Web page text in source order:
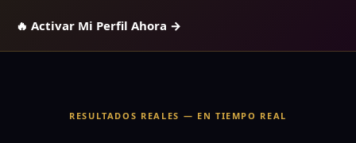
🔥 Activar Mi Perfil Ahora →
RESULTADOS REALES — EN TIEMPO REAL